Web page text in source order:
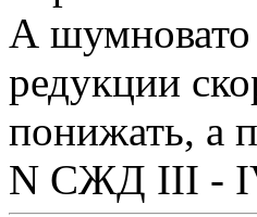
А шумновато
редукции
понижать, а
N СЖД III -